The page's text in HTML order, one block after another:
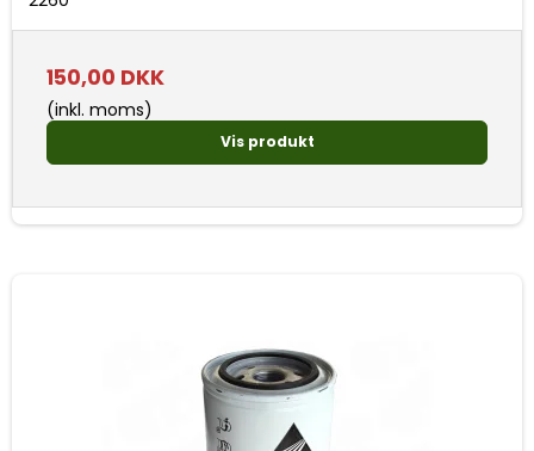
150,00 DKK
(inkl. moms)
Vis produkt